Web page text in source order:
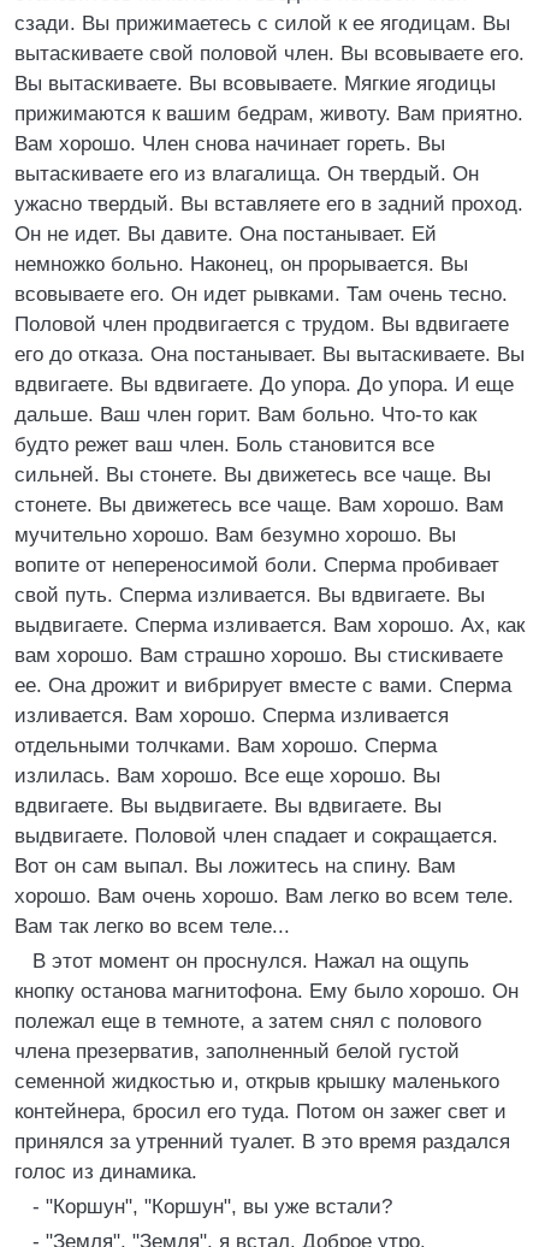
сзади. Вы прижимаетесь с силой к ее ягодицам. Вы
вытаскиваете свой половой член. Вы всовываете его.
Вы вытаскиваете. Вы всовываете. Мягкие ягодицы
прижимаются к вашим бедрам, животу. Вам приятно.
Вам хорошо. Член снова начинает гореть. Вы
вытаскиваете его из влагалища. Он твердый. Он
ужасно твердый. Вы вставляете его в задний проход.
Он не идет. Вы давите. Она постанывает. Ей
немножко больно. Наконец, он прорывается. Вы
всовываете его. Он идет рывками. Там очень тесно.
Половой член продвигается с трудом. Вы вдвигаете
его до отказа. Она постанывает. Вы вытаскиваете. Вы
вдвигаете. Вы вдвигаете. До упора. До упора. И еще
дальше. Ваш член горит. Вам больно. Что-то как
будто режет ваш член. Боль становится все
сильней. Вы стонете. Вы движетесь все чаще. Вы
стонете. Вы движетесь все чаще. Вам хорошо. Вам
мучительно хорошо. Вам безумно хорошо. Вы
вопите от непереносимой боли. Сперма пробивает
свой путь. Сперма изливается. Вы вдвигаете. Вы
выдвигаете. Сперма изливается. Вам хорошо. Ах, как
вам хорошо. Вам страшно хорошо. Вы стискиваете
ее. Она дрожит и вибрирует вместе с вами. Сперма
изливается. Вам хорошо. Сперма изливается
отдельными толчками. Вам хорошо. Сперма
излилась. Вам хорошо. Все еще хорошо. Вы
вдвигаете. Вы выдвигаете. Вы вдвигаете. Вы
выдвигаете. Половой член спадает и сокращается.
Вот он сам выпал. Вы ложитесь на спину. Вам
хорошо. Вам очень хорошо. Вам легко во всем теле.
Вам так легко во всем теле...
В этот момент он проснулся. Нажал на ощупь
кнопку останова магнитофона. Ему было хорошо. Он
полежал еще в темноте, а затем снял с полового
члена презерватив, заполненный белой густой
семенной жидкостью и, открыв крышку маленького
контейнера, бросил его туда. Потом он зажег свет и
принялся за утренний туалет. В это время раздался
голос из динамика.
- "Коршун", "Коршун", вы уже встали?
- "Земля", "Земля", я встал. Доброе утро.